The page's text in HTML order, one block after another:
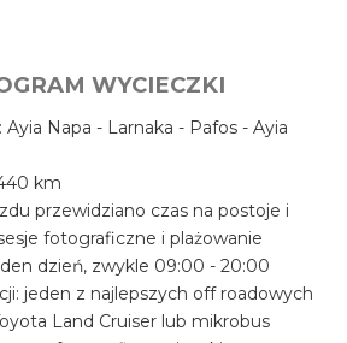
WYCIECZKI
Ayia Napa - Larnaka - Pafos - Ayia
km
przewidziano czas na postoje i
fotograficzne i plażowanie
dzień, zwykle 09:00 - 20:00
jeden z najlepszych off roadowych
Land Cruiser lub mikrobus